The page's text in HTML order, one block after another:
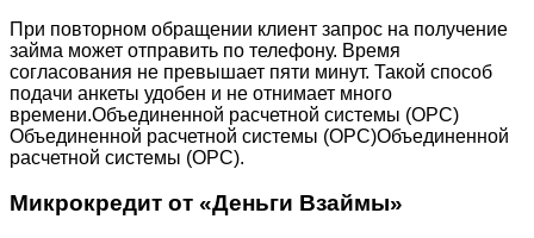
При повторном обращении клиент запрос на получение
займа может отправить по телефону. Время
согласования не превышает пяти минут. Такой способ
подачи анкеты удобен и не отнимает много
времени.Объединенной расчетной системы (ОРС)
Объединенной расчетной системы (ОРС)Объединенной
расчетной системы (ОРС).
Микрокредит от «Деньги Взаймы»